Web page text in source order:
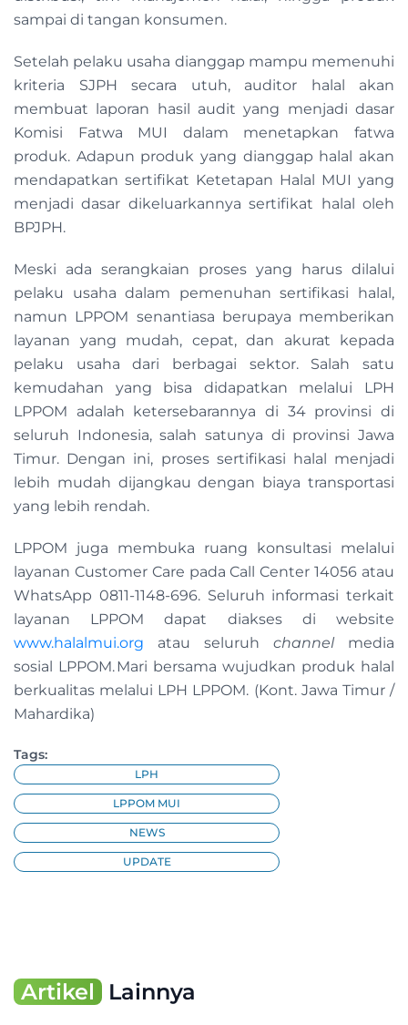
sampai di tangan konsumen.
Setelah pelaku usaha dianggap mampu memenuhi
kriteria SJPH secara utuh, auditor halal akan
membuat laporan hasil audit yang menjadi dasar
Komisi Fatwa MUI dalam menetapkan fatwa
produk. Adapun produk yang dianggap halal akan
mendapatkan sertifikat Ketetapan Halal MUI yang
menjadi dasar dikeluarkannya sertifikat halal oleh
BPJPH.
Meski ada serangkaian proses yang harus dilalui
pelaku usaha dalam pemenuhan sertifikasi halal,
namun LPPOM senantiasa berupaya memberikan
layanan yang mudah, cepat, dan akurat kepada
pelaku usaha dari berbagai sektor. Salah satu
kemudahan yang bisa didapatkan melalui LPH
LPPOM adalah ketersebarannya di 34 provinsi di
seluruh Indonesia, salah satunya di provinsi Jawa
Timur. Dengan ini, proses sertifikasi halal menjadi
lebih mudah dijangkau dengan biaya transportasi
yang lebih rendah.
LPPOM juga membuka ruang konsultasi melalui
layanan Customer Care pada Call Center 14056 atau
WhatsApp 0811-1148-696. Seluruh informasi terkait
layanan LPPOM dapat diakses di website
www.halalmui.org atau seluruh channelmedia
sosial LPPOM. Mari bersama wujudkan produk halal
berkualitas melalui LPH LPPOM. (Kont. Jawa Timur /
Mahardika)
Tags:
LPH
LPPOM MUI
NEWS
UPDATE
Artikel Lainnya